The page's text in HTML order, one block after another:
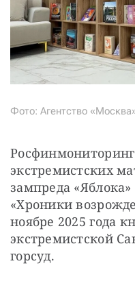
Фото: Агентство
экстремистских
зампреда
«Хроники
ноябре 2025 года
экстремистской
горсуд.